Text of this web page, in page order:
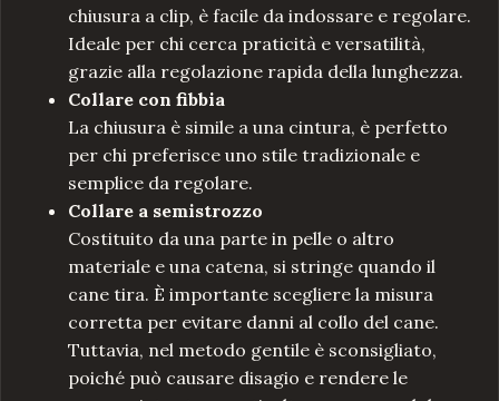
chiusura a clip, è facile da indossare e regolare.
Ideale per chi cerca praticità e versatilità,
grazie alla regolazione rapida della lunghezza.
Collare con fibbia
La chiusura è simile a una cintura, è perfetto
per chi preferisce uno stile tradizionale e
semplice da regolare.
Collare a semistrozzo
Costituito da una parte in pelle o altro
materiale e una catena, si stringe quando il
cane tira. È importante scegliere la misura
corretta per evitare danni al collo del cane.
Tuttavia, nel metodo gentile è sconsigliato,
poiché può causare disagio e rendere le